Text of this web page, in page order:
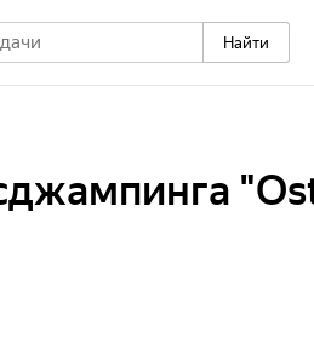
Найти